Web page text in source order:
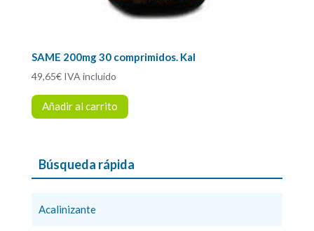
SAME 200mg 30 comprimidos. Kal
49,65€ IVA incluido
Añadir al carrito
Búsqueda rápida
Acalinizante